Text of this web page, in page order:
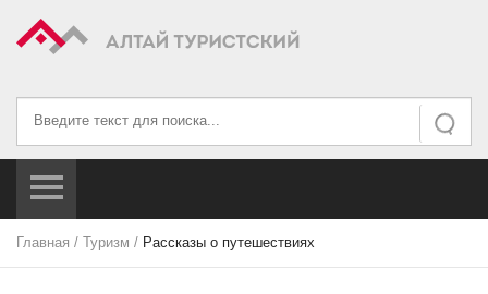
Искать
Искать...
Главная / Туризм / Рассказы о путешествиях